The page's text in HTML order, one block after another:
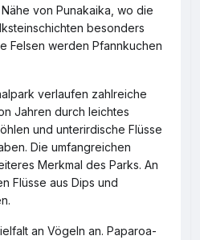
von Punakaika, wo die
besonders
Felsen werden Pfannkuchen
verlaufen zahlreiche
Jahren durch leichtes
und unterirdische Flüsse
Die umfangreichen
Merkmal des Parks. An
Flüsse aus Dips und
an Vögeln an. Paparoa-